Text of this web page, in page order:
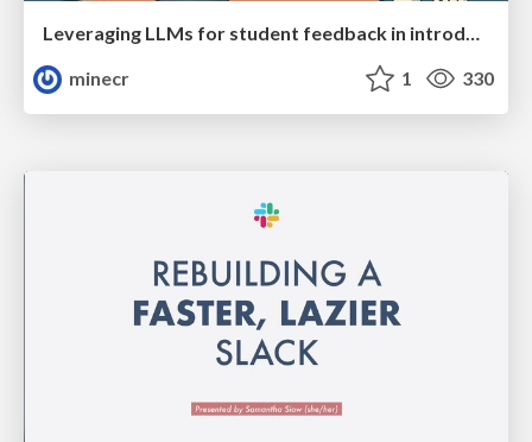
Leveraging LLMs for student feedback in introductory data science courses - posit::conf(2025)
minecr
1 330